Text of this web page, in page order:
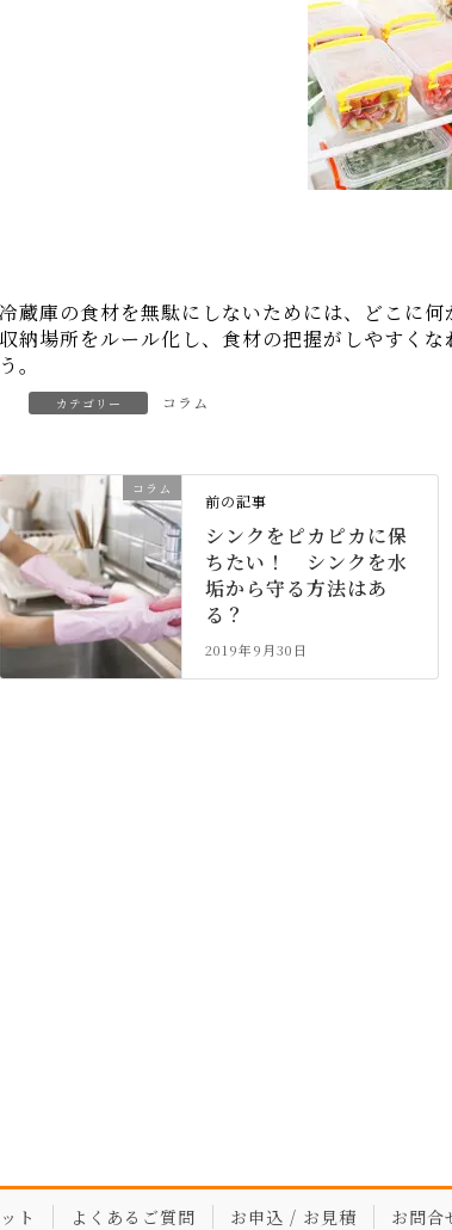
冷蔵庫の食材を無駄にしないためには、どこに何
収納場所をルール化し、食材の把握がしやすく
う。
カテゴリー コラム
コラム
前の記事
シンクをピカピカに保
ちたい！ シンクを水
垢から守る方法はあ
る？
2019年9月30日
ト よくあるご質問 お申込 / お見積 お問合